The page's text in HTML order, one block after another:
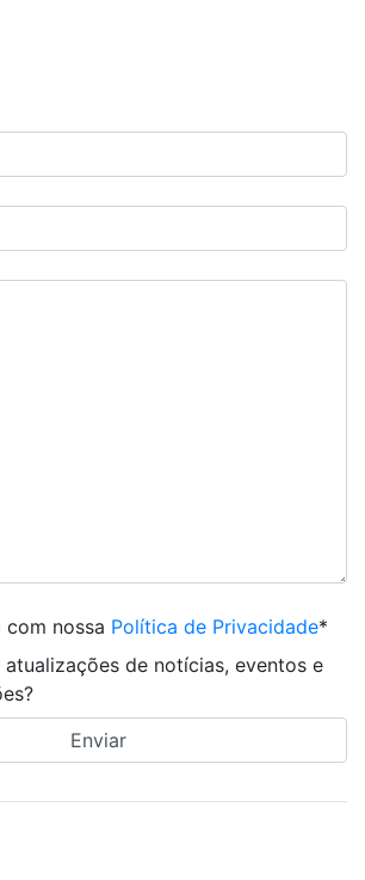
nossa Política de Privacidade*
atualizações de notícias, eventos e